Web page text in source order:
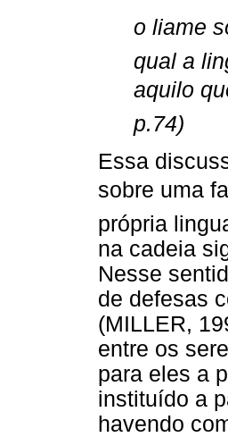
o liame
qual a
aquilo
p.74)
Essa
sobre uma
própria
na cadeia
Nesse
de defesas
(MILLER,
entre os
para eles a
instituído a
havendo